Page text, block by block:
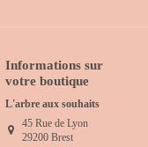
Informations sur
votre boutique
L'arbre aux souhaits
45 Rue de Lyon
29200 Brest